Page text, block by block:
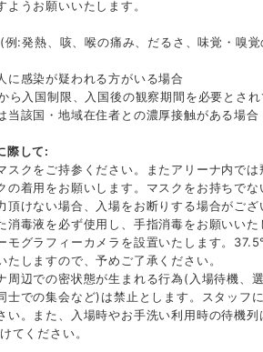
うお願いいたします。
例:発熱、咳、喉の痛み、だるさ、味覚・嗅
に感染が疑われる方がいる場合
ら入国制限、入国後の観察期間を必要とさ
当該国・地域在住者との濃厚接触がある場合
際して:
スクをご持参ください。またアリーナ内では
の着用をお願いします。マスクをお持ちでな
頂けない場合、入場をお断りする場合がござ
消毒液を必ず使用し、手指消毒をお願いいた
モグラフィーカメラを設置いたします。
しますので、予めご了承ください。
周辺での密状態が生まれる行為(入場待機、
士での集会など)は禁止とします。スタッフ
い。また、入場時やお手洗い利用時の待機列
てください。